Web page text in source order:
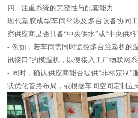
四、注重系统的完整性与配套能力
现代塑胶成型车间常涉及多台设备协同
察供应商是否具备“中央供水”或“中央供料
- 例如，若车间需同时监控多台注塑机的
讯接口”的模温机，以便接入工厂物联网系
- 同时，确认供应商能否提供“非标定制”
状优化管路布局，或根据车间空间定制立